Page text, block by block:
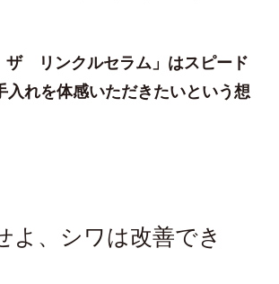
リンクルセラム」はスピード
入れを体感いただきたいという想
よ、シワは改善でき